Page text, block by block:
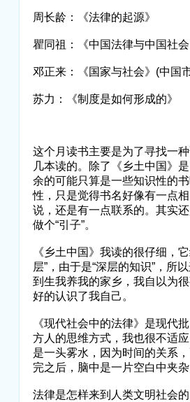
周长龄：《法律的起源》
瞿同祖：《中国法律与中国社
邓正来：《国家与社会》(中国
苏力：《制度是如何形成的》
这个月读书主要是为了寻找一
几本读的。除了《乡土中国》
余的可能只算是一些知识性的
性，只是觉得书名好像有一点
说，还是有一点联系的。其实
做个“引子”。
《乡土中国》我读的很仔细，
层”，由于是“深层的知识”，所
到生我养我的家乡，我自以为
好的认识了我自己。
《现代社会中的法律》是现代
方人的思维方式，我也很不适
是一头雾水，因为时间的关系
完之后，脑中是一片空白中夹
法律是怎样来到人类文明社会